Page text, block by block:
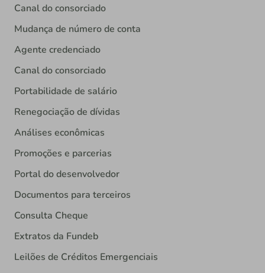
Canal do consorciado
Mudança de número de conta
Agente credenciado
Canal do consorciado
Portabilidade de salário
Renegociação de dívidas
Análises econômicas
Promoções e parcerias
Portal do desenvolvedor
Documentos para terceiros
Consulta Cheque
Extratos da Fundeb
Leilões de Créditos Emergenciais